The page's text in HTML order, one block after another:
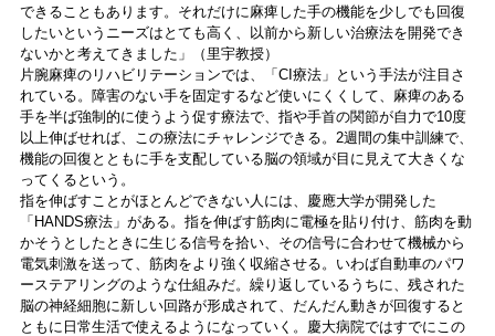
できることもあります。それだけに麻痺した手の機能を少しでも回復
したいというニーズはとても高く、以前から新しい治療法を開発でき
ないかと考えてきました」（里宇教授）
片腕麻痺のリハビリテーションでは、「CI療法」という手法が注目さ
れている。障害のない手を固定するなど使いにくくして、麻痺のある
手を半ば強制的に使うよう促す療法で、指や手首の関節が自力で10度
以上伸ばせれば、この療法にチャレンジできる。2週間の集中訓練で、
機能の回復とともに手を支配している脳の領域が目に見えて大きくな
ってくるという。
指を伸ばすことがほとんどできない人には、慶應大学が開発した
「HANDS療法」がある。指を伸ばす筋肉に電極を貼り付け、筋肉を動
かそうとしたときに生じる信号を拾い、その信号に合わせて機械から
電気刺激を送って、筋肉をより強く収縮させる。いわば自動車のパワ
ーステアリングのような仕組みだ。繰り返しているうちに、残された
脳の神経細胞に新しい回路が形成されて、だんだん動きが回復すると
ともに日常生活で使えるようになっていく。慶大病院ではすでにこの